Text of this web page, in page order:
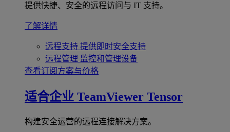
提供快捷、安全的远程访问与 IT 支持。
了解详情
远程支持 提供即时安全支持
远程管理 监控和管理设备
查看订阅方案与价格
适合企业 TeamViewer Tensor
构建安全运营的远程连接解决方案。